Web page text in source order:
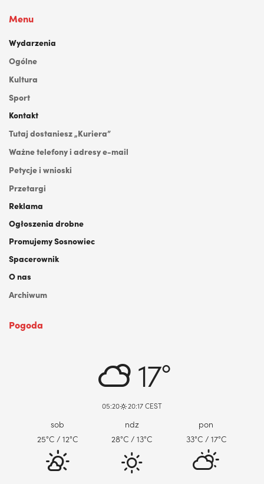
Menu
Wydarzenia
Ogólne
Kultura
Sport
Kontakt
Tutaj dostaniesz „Kuriera”
Ważne telefony i adresy e-mail
Petycje i wnioski
Przetargi
Reklama
Ogłoszenia drobne
Promujemy Sosnowiec
Spacerownik
O nas
Archiwum
Pogoda
17°
05:20 20:17 CEST
sob ndz
pon
25°C / 12°C 28°C / 13°C 33°C/ 17°C